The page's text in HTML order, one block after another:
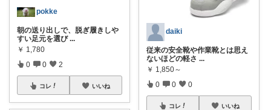
pokke
朝の送り出しで、脱ぎ履きしや
すい足元を選び ...
￥ 1,780
0 0 2
コレ いいね
daiki
従来の安全靴や作業靴とは思え
ないほどの軽さ ...
￥ 1,850～
0 0 0
コレ いいね